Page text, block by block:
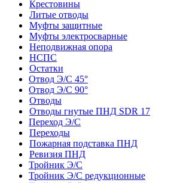
Крестовины
Литые отводы
Муфты защитные
Муфты электросварные
Неподвижная опора
НСПС
Остатки
Отвод Э/С 45°
Отвод Э/С 90°
Отводы
Отводы гнутые ПНД SDR 17
Переход Э/С
Переходы
Пожарная подставка ПНД
Ревизия ПНД
Тройник Э/С
Тройник Э/С редукционные